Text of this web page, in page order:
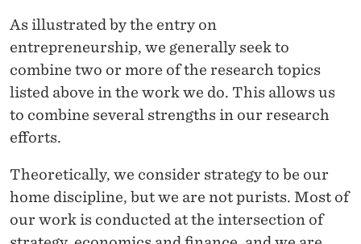
O
N
A
N
D
P
E
R
As illustrated by the entry on
entrepreneurship, we generally seek to
combine two or more of the research topics
listed above in the work we do. This allows us
to combine several strengths in our research
efforts.
Theoretically, we consider strategy to be our
home discipline, but we are not purists. Most of
our work is conducted at the intersection of